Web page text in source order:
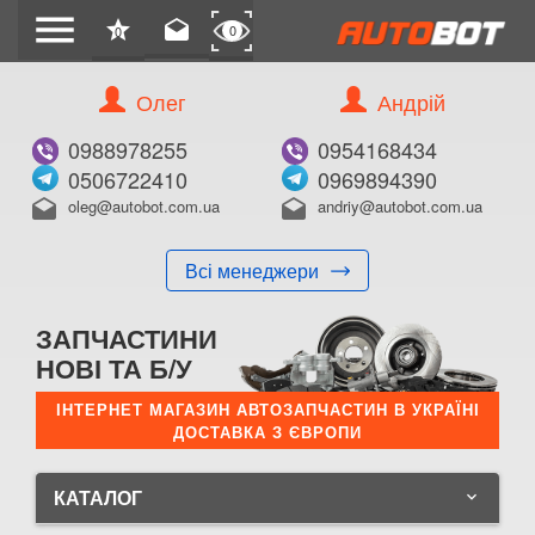
menu star
0 drafts 0
Олег
0988978255
0506722410
drafts oleg@autobot.com.ua
Всі менеджери
Андрій
0954168434
0969894390
drafts andriy@autobot.com.ua
ЗАПЧАСТИНИ
НОВІ ТА Б/У
ІНТЕРНЕТ МАГАЗИН АВТОЗАПЧАСТИН В УКРАЇНІ
ДОСТАВКА З ЄВРОПИ
КАТАЛОГ keyboard_arrow_down